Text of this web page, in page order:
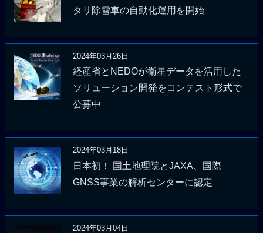
タリ除雪車の自動化運用を開始
2024年03月26日
経産省とNEDOが衛星データを活用した
ソリューション開発をコンテスト形式で
公募中
2024年03月18日
日本初！ 国土地理院とJAXA、国際
GNSS事業の解析センターに認定
2024年03月04日